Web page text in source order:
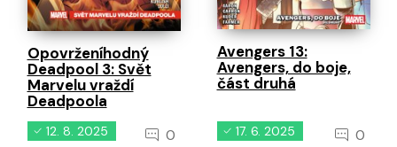
Opovrženíhodný
Deadpool 3: Svět
Marvelu vraždí
Deadpoola
12. 8. 2025 0
Avengers 13:
Avengers, do boje,
část druhá
17. 6. 2025 0